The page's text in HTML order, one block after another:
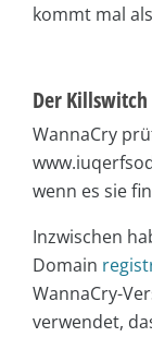
kommt mal
Der
WannaCry
wenn es sie
Inzwischen
Domain
WannaCry-
verwendet,